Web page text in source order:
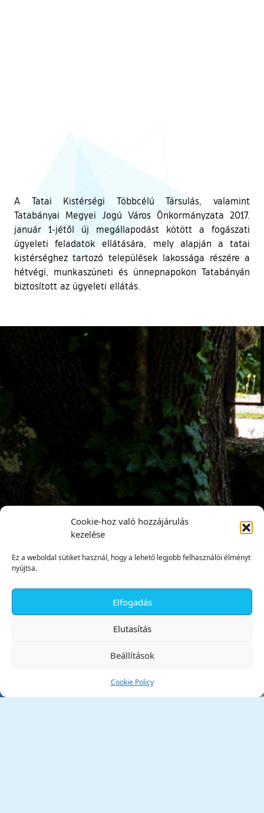
Cookie-hoz való hozzájárulás
kezelése
Ez a weboldal sütiket használ, hogy a lehető legjobb felhasználói élményt
nyújtsa.
Elfogadás
Elutasítás
Beállítások
Cookie Policy
A Tatai Kistérségi Többcélú Társulás, valamint
Tatabányai Megyei Jogú Város Önkormányzata 2017.
január 1-jétől új megállapodást kötött a fogászati
ügyeleti feladatok ellátására, mely alapján a tatai
kistérséghez tartozó települések lakossága részére a
hétvégi, munkaszüneti és ünnepnapokon Tatabányán
biztosított az ügyeleti ellátás.
Tata Város Önkormányzata
✕